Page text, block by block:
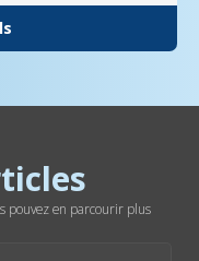
pouvez en parcourir plus